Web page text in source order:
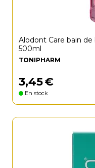
Alodont Care bain
500ml
TONIPHARM
3,45€
En stock